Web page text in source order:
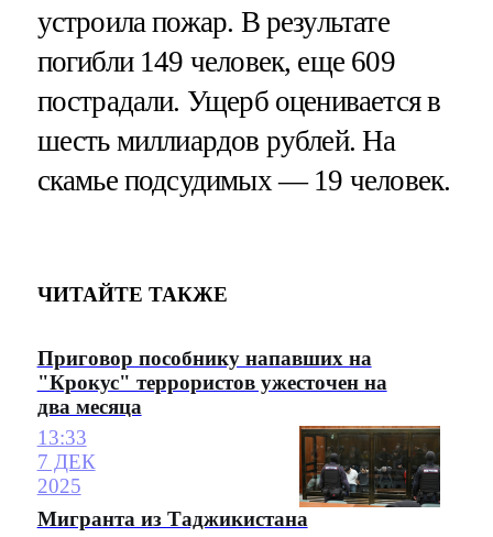
устроила пожар. В результате
погибли 149 человек, еще 609
пострадали. Ущерб оценивается в
шесть миллиардов рублей. На
скамье подсудимых — 19 человек.
ЧИТАЙТЕ ТАКЖЕ
Приговор пособнику напавших на
"Крокус" террористов ужесточен на
два месяца
13:33
7 ДЕК
2025
Мигранта из Таджикистана